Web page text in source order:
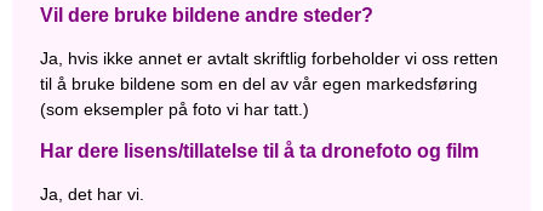
Vil dere bruke bildene andre steder?
Ja, hvis ikke annet er avtalt skriftlig forbeholder vi oss retten
til å bruke bildene som en del av vår egen markedsføring
(som eksempler på foto vi har tatt.)
Har dere lisens/tillatelse til å ta dronefoto og film
Ja, det har vi.